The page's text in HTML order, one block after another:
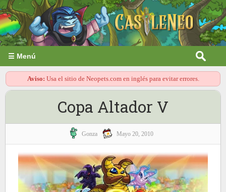
☰ Menú
Aviso: Usa el sitio de Neopets.com en inglés para evitar errores.
Copa Altador V
Gonza Mayo 20, 2010